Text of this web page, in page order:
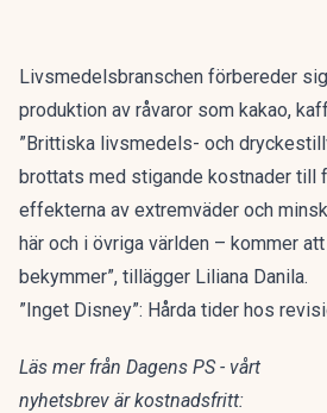
Livsmedelsbranschen förbereder
produktion av råvaror som kakao,
”Brittiska livsmedels- och
brottats med stigande kostnader till
effekterna av extremväder och
här och i övriga världen – kommer
bekymmer”, tillägger Liliana Danila.
”Inget Disney”: Hårda tider hos
Läs mer från Dagens PS - vårt
nyhetsbrev är kostnadsfritt: